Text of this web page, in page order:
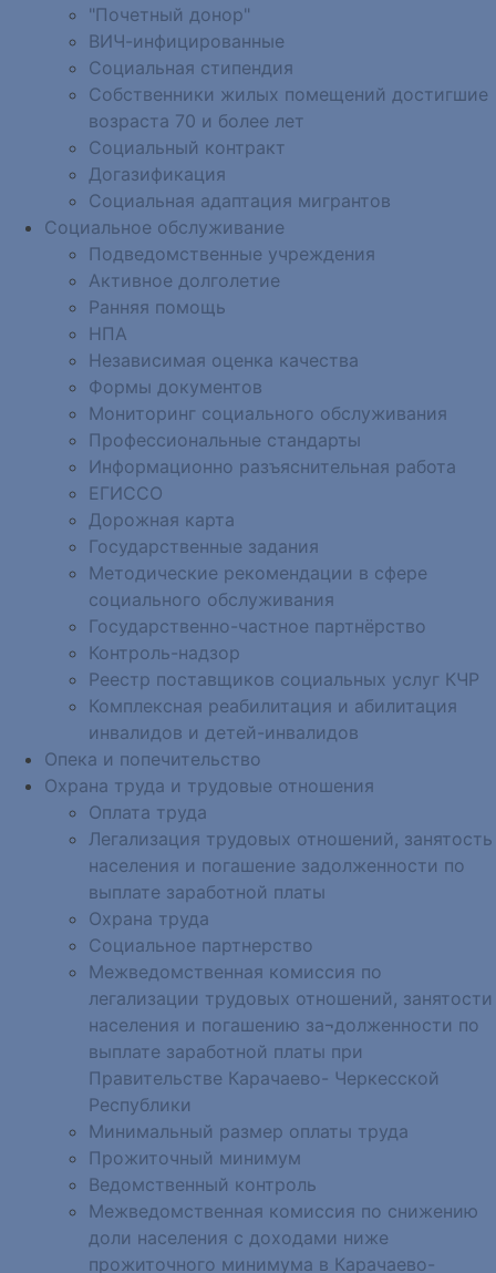
"Почетный донор"
ВИЧ-инфицированные
Социальная стипендия
Собственники жилых помещений достигшие
возраста 70 и более лет
Социальный контракт
Догазификация
Социальная адаптация мигрантов
Социальное обслуживание
Подведомственные учреждения
Активное долголетие
Ранняя помощь
НПА
Независимая оценка качества
Формы документов
Мониторинг социального обслуживания
Профессиональные стандарты
Информационно разъяснительная работа
ЕГИССО
Дорожная карта
Государственные задания
Методические рекомендации в сфере
социального обслуживания
Государственно-частное партнёрство
Контроль-надзор
Реестр поставщиков социальных услуг КЧР
Комплексная реабилитация и абилитация
инвалидов и детей-инвалидов
Опека и попечительство
Охрана труда и трудовые отношения
Оплата труда
Легализация трудовых отношений, занятость
населения и погашение задолженности по
выплате заработной платы
Охрана труда
Социальное партнерство
Межведомственная комиссия по
легализации трудовых отношений, занятости
населения и погашению за¬долженности по
выплате заработной платы при
Правительстве Карачаево- Черкесской
Республики
Минимальный размер оплаты труда
Прожиточный минимум
Ведомственный контроль
Межведомственная комиссия по снижению
доли населения с доходами ниже
прожиточного минимума в Карачаево-